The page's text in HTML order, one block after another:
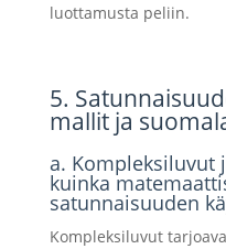
luottamusta peliin.
5.
mallit ja
a. Kompleksiluvut
kuinka
satunnaisuuden
Kompleksiluvut